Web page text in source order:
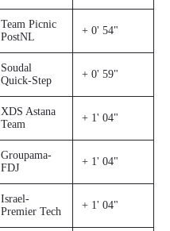
Team Picnic
PostNL
+ 0' 54"
Soudal
Quick-Step
+ 0' 59"
XDS Astana
Team
+ 1' 04"
Groupama-
FDJ
+ 1' 04"
Israel-
Premier Tech
+ 1' 04"